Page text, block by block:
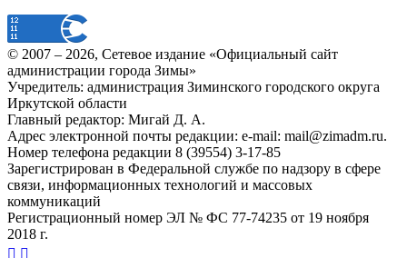
© 2007 – 2026, Сетевое издание «Официальный сайт
администрации города Зимы»
Учредитель: администрация Зиминского городского округа
Иркутской области
Главный редактор: Мигай Д. А.
Адрес электронной почты редакции: e-mail: mail@zimadm.ru.
Номер телефона редакции 8 (39554) 3-17-85
Зарегистрирован в Федеральной службе по надзору в сфере
связи, информационных технологий и массовых
коммуникаций
Регистрационный номер ЭЛ № ФС 77-74235 от 19 ноября
2018 г.